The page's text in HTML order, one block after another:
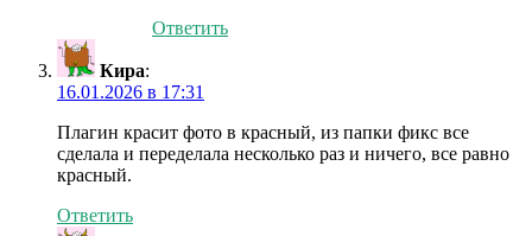
Ответить
Кира:
16.01.2026 в 17:31
Плагин красит фото в красный, из папки фикс все
сделала и переделала несколько раз и ничего, все равно
красный.
Ответить